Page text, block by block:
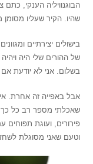
הבוגנוויליה הענקי,
שהיו. הקיר שעליו
בישולים יצירתיים
של ההורים שלי היה
בשלום. אני לא יודעת
אבל באפייה זה אחרת.
שאכלתי מספר רב כל כך
פירורים, ועוגת
וטעם שאני מסוגלת